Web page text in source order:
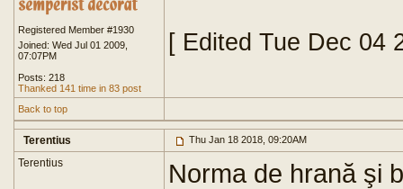
Registered Member #1930
Joined: Wed Jul 01 2009,
07:07PM
Posts: 218
Thanked 141 time in 83 post
[ Edited Tue Dec 04
Back to top
Terentius Thu Jan 18 2018, 09:20AM
Terentius
Norma de hrană şi